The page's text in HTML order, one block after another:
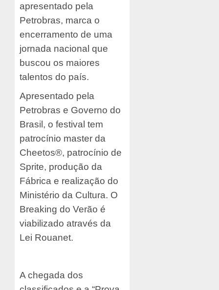
apresentado pela
Petrobras, marca o
encerramento de uma
jornada nacional que
buscou os maiores
talentos do país.
Apresentado pela
Petrobras e Governo do
Brasil, o festival tem
patrocínio master da
Cheetos®, patrocínio de
Sprite, produção da
Fábrica e realização do
Ministério da Cultura. O
Breaking do Verão é
viabilizado através da
Lei Rouanet.
A chegada dos